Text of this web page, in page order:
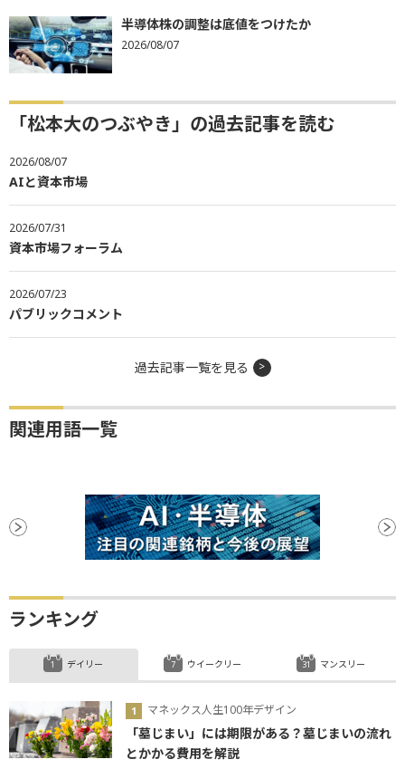
半導体株の調整は底値をつけたか
2026/08/07
「松本大のつぶやき」の過去記事を読む
2026/08/07
AIと資本市場
2026/07/31
資本市場フォーラム
2026/07/23
パブリックコメント
過去記事一覧を見る
関連用語一覧
ランキング
デイリー
マネックス人生100年デザイン
「墓じまい」には期限がある？墓じまいの流れ
とかかる費用を解説
ウイークリー マンスリー